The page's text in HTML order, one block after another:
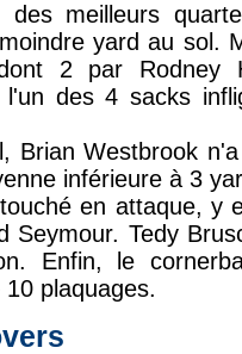
meilleurs
yard au sol.
2 par Rodney
des 4 sacks
Brian Westbrook
inférieure à 3
en attaque, y
Seymour. Tedy
Enfin, le
plaquages.